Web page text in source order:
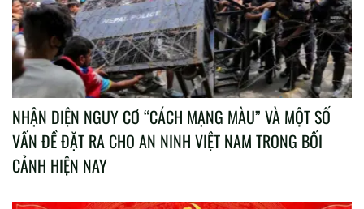
NHẬN DIỆN NGUY CƠ “CÁCH MẠNG MÀU” VÀ MỘT SỐ
VẤN ĐỀ ĐẶT RA CHO AN NINH VIỆT NAM TRONG BỐI
CẢNH HIỆN NAY